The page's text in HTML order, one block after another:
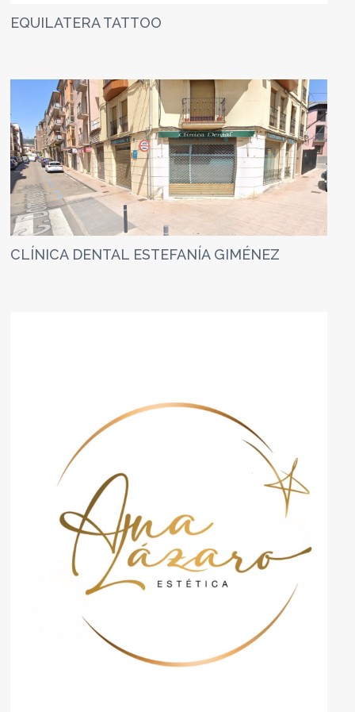
EQUILATERA TATTOO
CLÍNICA DENTAL ESTEFANÍA GIMÉNEZ